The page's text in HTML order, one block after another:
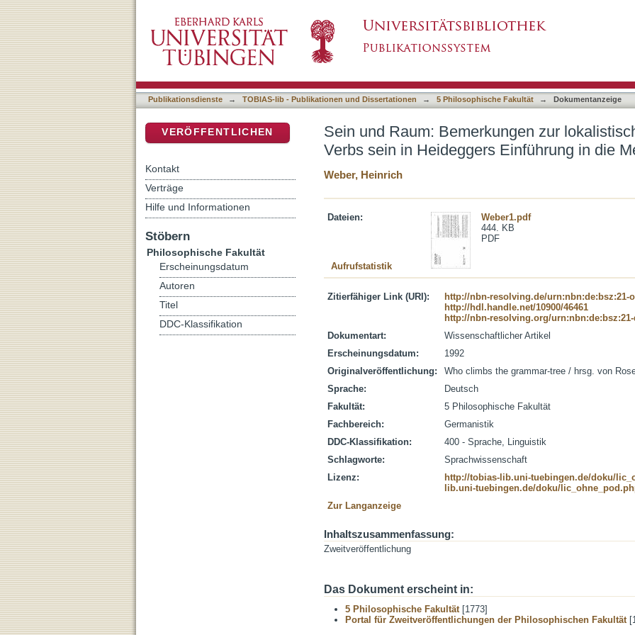
Einführung in die Metaphysik
Publikationsdienste → TOBIAS-lib - Publikationen und Dissertationen → 5 Philosophische Fakultät → Dokumentanzeige
Sein und Raum: Bemerkungen zur
Verbs sein in Heideggers Einführung in die
Weber, Heinrich
Dateien:
Weber1.pdf
444. KB
PDF
Aufrufstatistik
Zitierfähiger Link (URI):
http://nbn-resolving.de/urn:nbn:de:bsz:21-
http://hdl.handle.net/10900/46461
http://nbn-resolving.org/urn:nbn:de:bsz:21-
Dokumentart:
Wissenschaftlicher Artikel
Erscheinungsdatum:
1992
Originalveröffentlichung:
Who climbs the grammar-tree / hrsg. von
Sprache:
Deutsch
Fakultät:
5 Philosophische Fakultät
Fachbereich:
Germanistik
DDC-Klassifikation:
400 - Sprache, Linguistik
Schlagworte:
Sprachwissenschaft
Lizenz:
http://tobias-lib.uni-tuebingen.de/doku/
lib.uni-tuebingen.de/doku/
Zur Langanzeige
Inhaltszusammenfassung:
Zweitveröffentlichung
Das Dokument erscheint in:
5 Philosophische Fakultät[1773]
Portal für Zweitveröffentlichungen der Philosophischen Fakultät
VERÖFFENTLICHEN
Kontakt
Verträge
Hilfe und Informationen
Stöbern
Philosophische Fakultät
Erscheinungsdatum
Autoren
Titel
DDC-Klassifikation